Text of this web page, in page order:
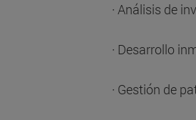
· Análisis de
· Desarrollo
· Gestión de